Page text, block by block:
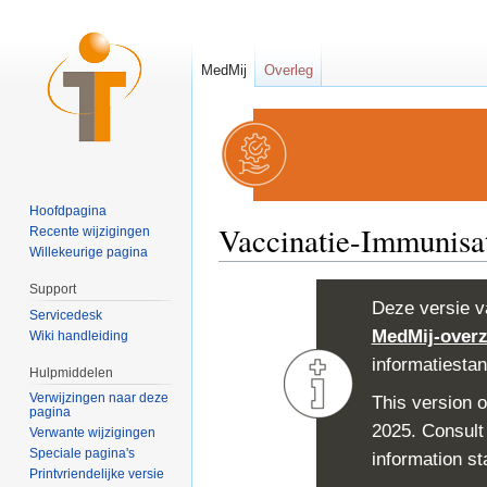
Vaccinatie-
Deze versie
MedMij-
This version
2025.
information
MedMij Overleg
Hoofdpagina
Recente wijzigingen
Willekeurige pagina
Support
Servicedesk
Wiki handleiding
Hulpmiddelen
Verwijzingen naar deze
pagina
Verwante wijzigingen
Speciale pagina's
Printvriendelijke versie